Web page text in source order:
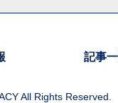
記事
All Rights Reserved.